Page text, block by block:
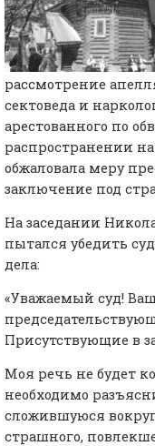
рассмотрение
сектоведа и
арестованного по
распространении
обжаловала меру
заключение под
На заседании
пытался убедить
дела:
«Уважаемый суд!
Присутствующие в
Моя речь не будет
необходимо
сложившуюся
страшного,